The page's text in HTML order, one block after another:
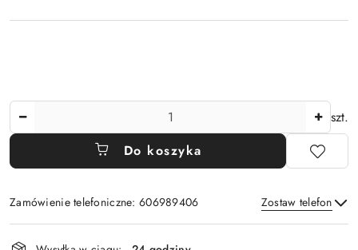
szt.
Do koszyka
Zamówienie telefoniczne: 606989406 Zostaw telefon
Dostępność